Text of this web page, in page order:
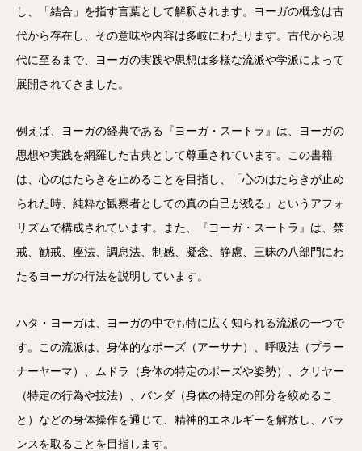
し、「結合」を指す言葉として解釈されます。ヨーガの概念は古
代から存在し、その意味や内容は多岐にわたります。古代から現
代に至るまで、ヨーガの実践や思想は多様な流派や学派によって
展開されてきました。
例えば、ヨーガの経典である『ヨーガ・スートラ』は、ヨーガの
思想や実践を網羅した古典として尊重されています。この書籍
は、心のはたらきを止めることを目指し、「心のはたらきが止め
られた時、純粋な観察者としての真の自己が残る」というアフォ
リズムで構成されています。また、『ヨーガ・スートラ』は、禁
戒、勧戒、座法、調息法、制感、凝念、静慮、三昧の八部門にわ
たるヨーガの行法を説明しています。
ハタ・ヨーガは、ヨーガの中でも特に広く知られる流派の一つで
す。この流派は、身体的なポーズ（アーサナ）、呼吸法（プラー
ナーヤーマ）、ムドラ（身体の特定のポーズや姿勢）、クリヤー
（特定の行為や技法）、バンダ（身体の特定の部分を絞めるこ
と）などの身体操作を通じて、精神的エネルギーを解放し、バラ
ンスを取ることを目指します。